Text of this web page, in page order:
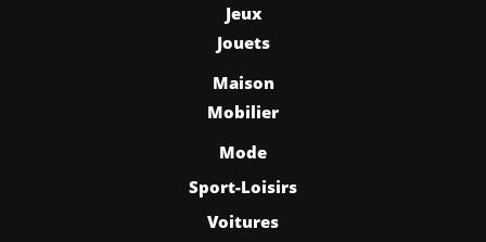
Jeux
Jouets
Maison
Mobilier
Mode
Sport-Loisirs
Voitures